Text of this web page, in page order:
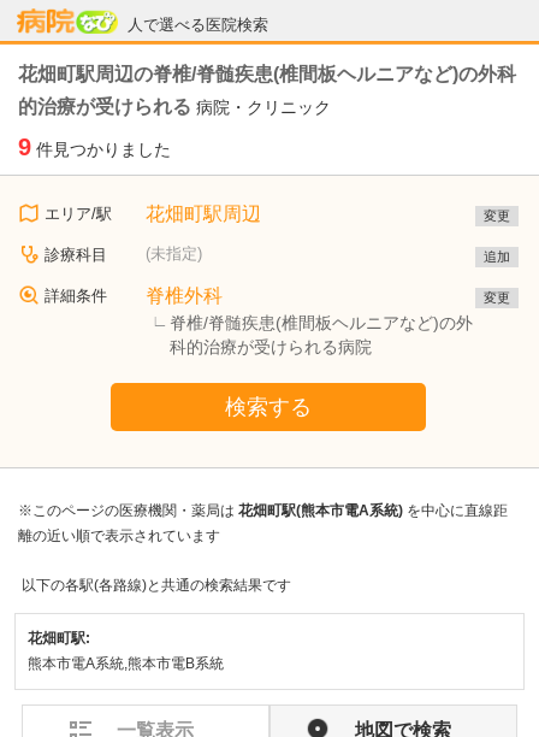
人で選べる医院検索
病院なび
花畑町駅周辺の脊椎/脊髄疾患(椎間板ヘルニアなど)の外科
的治療が受けられる 病院・クリニック
9 件見つかりました
エリア/駅 花畑町駅周辺 変更
診療科目 (未指定) 追加
詳細条件 脊椎外科
脊椎/脊髄疾患(椎間板ヘルニアなど)の外
科的治療が受けられる病院
変更
検索する
※このページの医療機関・薬局は 花畑町駅(熊本市電A系統) を中心に直線距
離の近い順で表示されています
以下の各駅(各路線)と共通の検索結果です
花畑町駅:
熊本市電A系統,熊本市電B系統
一覧表示 地図で検索